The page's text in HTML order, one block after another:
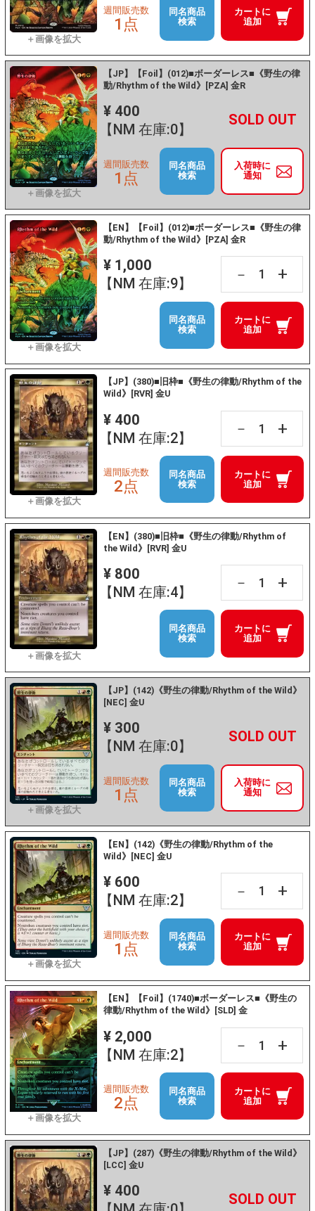
カートに
追加
週間販売数
1点
同名商品
検索
【JP】【Foil】(012)■ボーダーレス■《野生の律
動/Rhythm of the Wild》[PZA] 金R
¥ 400
【NM 在庫:0】
－ +
入荷時に
通知
週間販売数
1点
同名商品
検索
【EN】【Foil】(012)■ボーダーレス■《野生の律
動/Rhythm of the Wild》[PZA] 金R
¥ 1,000
【NM 在庫:9】
－ +
カートに
追加
同名商品
検索
【JP】(380)■旧枠■《野生の律動/Rhythm of the
Wild》[RVR] 金U
¥ 400
【NM 在庫:2】
－ +
カートに
追加
週間販売数
2点
同名商品
検索
【EN】(380)■旧枠■《野生の律動/Rhythm of
the Wild》[RVR] 金U
¥ 800
【NM 在庫:4】
－ +
カートに
追加
同名商品
検索
【JP】(142)《野生の律動/Rhythm of the Wild》
[NEC] 金U
¥ 300
【NM 在庫:0】
－ +
入荷時に
通知
週間販売数
1点
同名商品
検索
【EN】(142)《野生の律動/Rhythm of the
Wild》[NEC] 金U
¥ 600
【NM 在庫:2】
－ +
カートに
追加
週間販売数
1点
同名商品
検索
【EN】【Foil】(1740)■ボーダーレス■《野生の
律動/Rhythm of the Wild》[SLD] 金
¥ 2,000
【NM 在庫:2】
－ +
カートに
追加
週間販売数
2点
同名商品
検索
【JP】(287)《野生の律動/Rhythm of the Wild》
[LCC] 金U
¥ 400
－ +